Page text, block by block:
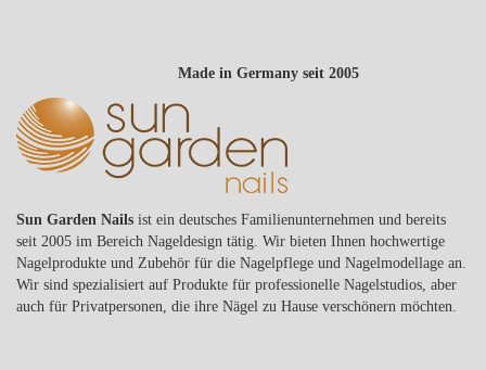
Made in Germany seit 2005
Sun Garden Nails ist ein deutsches Familienunternehmen und bereits
seit 2005 im Bereich Nageldesign tätig. Wir bieten Ihnen hochwertige
Nagelprodukte und Zubehör für die Nagelpflege und Nagelmodellage an.
Wir sind spezialisiert auf Produkte für professionelle Nagelstudios, aber
auch für Privatpersonen, die ihre Nägel zu Hause verschönern möchten.